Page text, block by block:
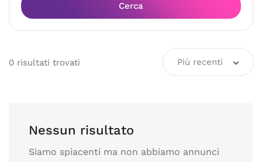
Cerca
0 risultati trovati Più recenti
Nessun risultato
Siamo spiacenti ma non abbiamo annunci